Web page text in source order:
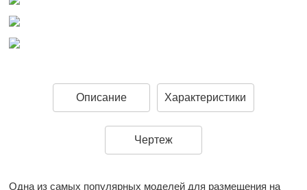
Описание Характеристики
Чертеж
Одна из самых популярных моделей для размещения на